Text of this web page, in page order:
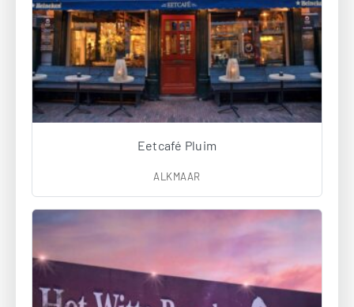
Eetcafé Pluim
ALKMAAR